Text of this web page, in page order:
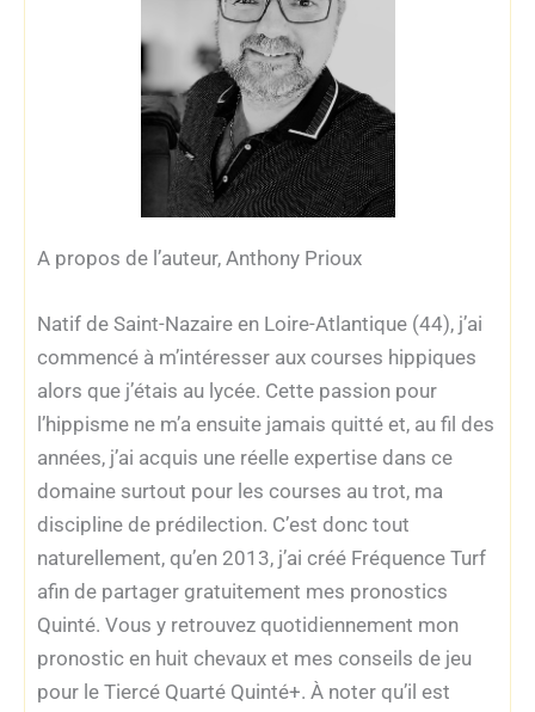
A propos de l’auteur, Anthony Prioux
Natif de Saint-Nazaire en Loire-Atlantique (44), j’ai
commencé à m’intéresser aux courses hippiques
alors que j’étais au lycée. Cette passion pour
l’hippisme ne m’a ensuite jamais quitté et, au fil des
années, j’ai acquis une réelle expertise dans ce
domaine surtout pour les courses au trot, ma
discipline de prédilection. C’est donc tout
naturellement, qu’en 2013, j’ai créé Fréquence Turf
afin de partager gratuitement mes pronostics
Quinté. Vous y retrouvez quotidiennement mon
pronostic en huit chevaux et mes conseils de jeu
pour le Tiercé Quarté Quinté+. À noter qu’il est